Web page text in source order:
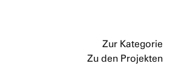
Thumbnails
Bildern
Zur Kategorie
Zu den Projekten